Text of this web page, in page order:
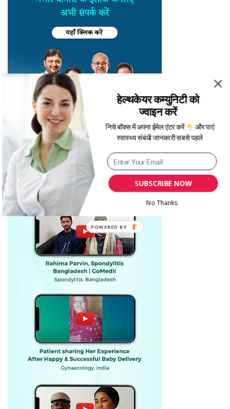
SUBSCRIBE NOW
हेल्थकेयर कम्युनिटी को
ज्वाइन करें
निचे बॉक्स में अपना ईमेल एंटर करें और पाएं
स्वास्थ्य संबंधी जानकारी सबसे पहले
No Thanks
POWERED BY